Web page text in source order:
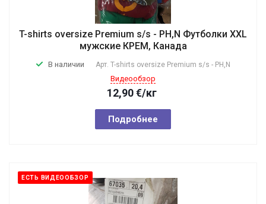
T-shirts oversize Premium s/s - PH,N Футболки XXL
мужские КРЕМ, Канада
В наличии Арт. T-shirts oversize Premium s/s - PH,N
Видеообзор
12,90€/кг
Подробнее
ЕСТЬ ВИДЕООБЗОР